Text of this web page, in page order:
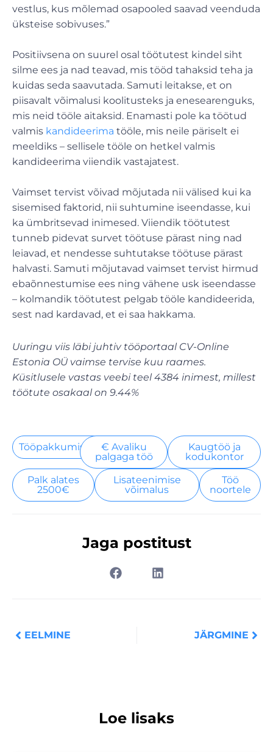
vestlus, kus mõlemad osapooled saavad veenduda
üksteise sobivuses.”
Positiivsena on suurel osal töötutest kindel siht
silme ees ja nad teavad, mis tööd tahaksid teha ja
kuidas seda saavutada. Samuti leitakse, et on
piisavalt võimalusi koolitusteks ja enesearenguks,
mis neid tööle aitaksid. Enamasti pole ka töötud
valmis kandideerima tööle, mis neile päriselt ei
meeldiks – sellisele tööle on hetkel valmis
kandideerima viiendik vastajatest.
Vaimset tervist võivad mõjutada nii välised kui ka
sisemised faktorid, nii suhtumine iseendasse, kui
ka ümbritsevad inimesed. Viiendik töötutest
tunneb pidevat survet töötuse pärast ning nad
leiavad, et nendesse suhtutakse töötuse pärast
halvasti. Samuti mõjutavad vaimset tervist hirmud
ebaõnnestumise ees ning vähene usk iseendasse
– kolmandik töötutest pelgab tööle kandideerida,
sest nad kardavad, et ei saa hakkama.
Uuringu viis läbi juhtiv tööportaal CV-Online
Estonia OÜ vaimse tervise kuu raames.
Küsitlusele vastas veebi teel 4384 inimest, millest
töötute osakaal on 9.44%
Tööpakkumised
€ Avaliku
palgaga töö
Kaugtöö ja
kodukontor
Palk alates
2500€
Lisateenimise
võimalus
Töö
noortele
Jaga postitust
EELMINE JÄRGMINE
Loe lisaks